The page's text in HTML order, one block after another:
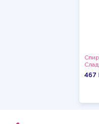
12
467